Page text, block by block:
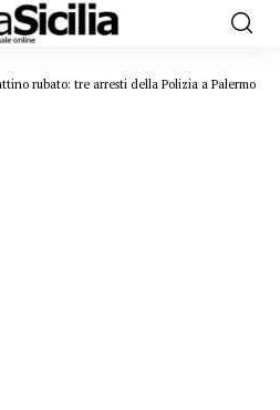
rubato: tre arresti della Polizia a Palermo